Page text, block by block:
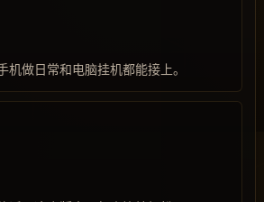
机做日常和电脑挂机都能接上。